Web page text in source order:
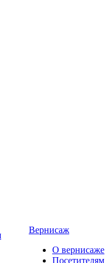
Вернисаж
О вернисаже
Посетителям